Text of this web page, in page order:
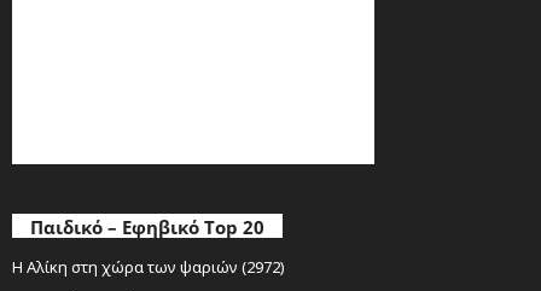
Παιδικό – Εφηβικό Top 20
Η Αλίκη στη χώρα των ψαριών (2972)